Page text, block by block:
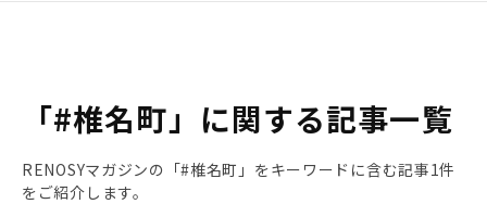
「#椎名町」に関する記事一覧
RENOSYマガジンの「#椎名町」をキーワードに含む記事1件
をご紹介します。